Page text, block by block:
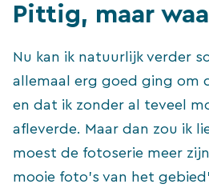
Pittig, maar
Nu kan ik natuurlijk verder
allemaal erg goed ging om
en dat ik zonder al teveel
afleverde. Maar dan zou ik
moest de fotoserie meer
mooie foto’s van het